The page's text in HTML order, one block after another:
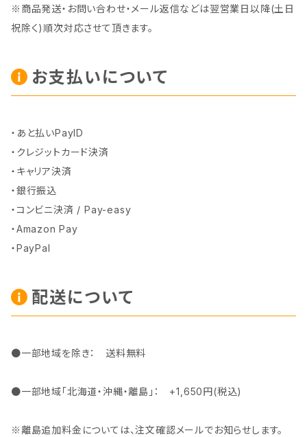
※商品発送・お問い合わせ・メール返信などは翌営業日以降(土日
祝除く)順次対応させて頂きます。
お支払いについて
・あと払いPayID
・クレジットカード決済
・キャリア決済
・銀行振込
・コンビニ決済 / Pay-easy
・Amazon Pay
・PayPal
配送について
●一部地域を除き： 送料無料
●一部地域「北海道・沖縄・離島」： +1,650円(税込)
※離島追加料金については、注文確認メールでお知らせします。